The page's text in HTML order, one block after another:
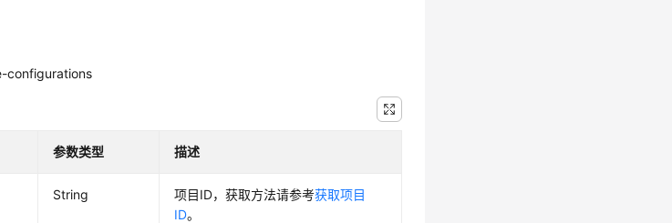
configurations
参数类型 描述
String 项目ID，获取方法请参考获取项目
ID。